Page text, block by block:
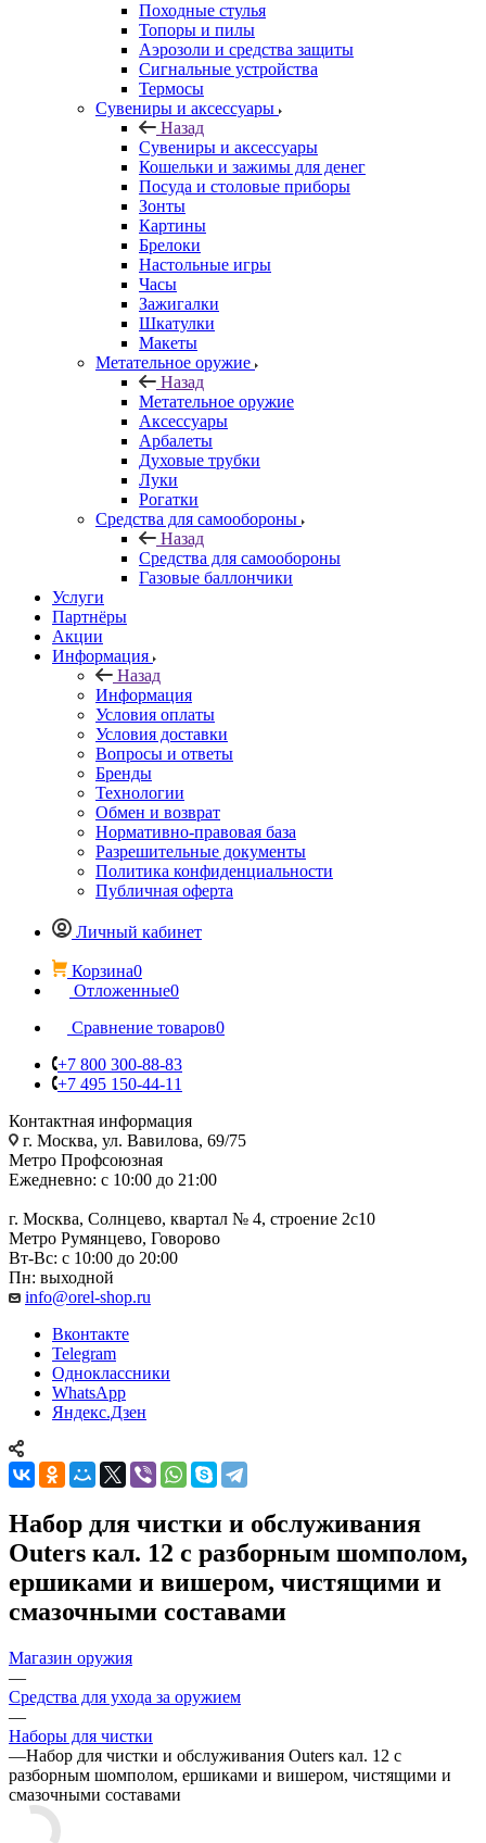
Походные стулья
Топоры и пилы
Аэрозоли и средства защиты
Сигнальные устройства
Термосы
Сувениры и аксессуары
Назад
Сувениры и аксессуары
Кошельки и зажимы для денег
Посуда и столовые приборы
Зонты
Картины
Брелоки
Настольные игры
Часы
Зажигалки
Шкатулки
Макеты
Метательное оружие
Назад
Метательное оружие
Аксессуары
Арбалеты
Духовые трубки
Луки
Рогатки
Средства для самообороны
Назад
Средства для самообороны
Газовые баллончики
Услуги
Партнёры
Акции
Информация
Назад
Информация
Условия оплаты
Условия доставки
Вопросы и ответы
Бренды
Технологии
Обмен и возврат
Нормативно-правовая база
Разрешительные документы
Политика конфиденциальности
Публичная оферта
Личный кабинет
Корзина0
Отложенные0
Сравнение товаров0
+7 800 300-88-83
+7 495 150-44-11
Контактная информация
г. Москва, ул. Вавилова, 69/75
Метро Профсоюзная
Ежедневно: с 10:00 до 21:00
г. Москва, Солнцево, квартал № 4, строение 2с10
Метро Румянцево, Говорово
Вт-Вс: с 10:00 до 20:00
Пн: выходной
info@orel-shop.ru
Вконтакте
Telegram
Одноклассники
WhatsApp
Яндекс.Дзен
Набор для чистки и обслуживания
Outers кал. 12 с разборным шомполом,
ершиками и вишером, чистящими и
смазочными составами
Магазин оружия
—
Средства для ухода за оружием
—
Наборы для чистки
—Набор для чистки и обслуживания Outers кал. 12 с
разборным шомполом, ершиками и вишером, чистящими и
смазочными составами